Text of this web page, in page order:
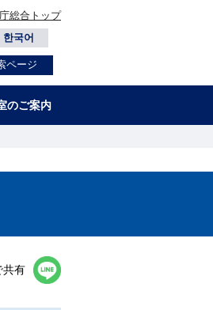
総合トップ
한국어
ページ
のご案内
共有